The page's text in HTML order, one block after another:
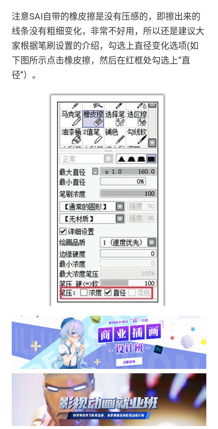
注意SAI自带的橡皮擦是没有压感的，即擦出来的
线条没有粗细变化，非常不好用，所以还是建议大
家根据笔刷设置的介绍，勾选上直径变化选项(如
下图所示点击橡皮擦，然后在红框处勾选上“直
径”）。